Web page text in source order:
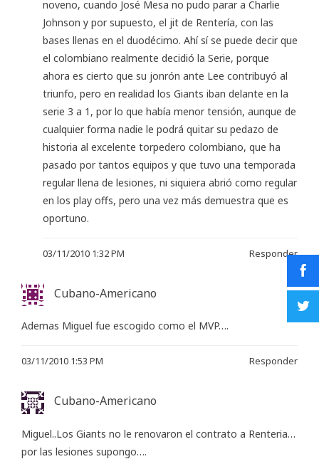
noveno, cuando José Mesa no pudo parar a Charlie
Johnson y por supuesto, el jit de Rentería, con las
bases llenas en el duodécimo. Ahí sí se puede decir que
el colombiano realmente decidió la Serie, porque
ahora es cierto que su jonrón ante Lee contribuyó al
triunfo, pero en realidad los Giants iban delante en la
serie 3 a 1, por lo que había menor tensión, aunque de
cualquier forma nadie le podrá quitar su pedazo de
historia al excelente torpedero colombiano, que ha
pasado por tantos equipos y que tuvo una temporada
regular llena de lesiones, ni siquiera abrió como regular
en los play offs, pero una vez más demuestra que es
oportuno.
03/11/2010 1:32 PM Responder
Cubano-Americano
Ademas Miguel fue escogido como el MVP….
03/11/2010 1:53 PM Responder
Cubano-Americano
Miguel..Los Giants no le renovaron el contrato a Renteria…
por las lesiones supongo….